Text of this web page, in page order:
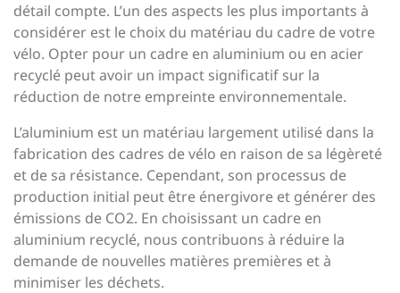
détail compte. L’un des aspects les plus importants à
considérer est le choix du matériau du cadre de votre
vélo. Opter pour un cadre en aluminium ou en acier
recyclé peut avoir un impact significatif sur la
réduction de notre empreinte environnementale.
L’aluminium est un matériau largement utilisé dans la
fabrication des cadres de vélo en raison de sa légèreté
et de sa résistance. Cependant, son processus de
production initial peut être énergivore et générer des
émissions de CO2. En choisissant un cadre en
aluminium recyclé, nous contribuons à réduire la
demande de nouvelles matières premières et à
minimiser les déchets.